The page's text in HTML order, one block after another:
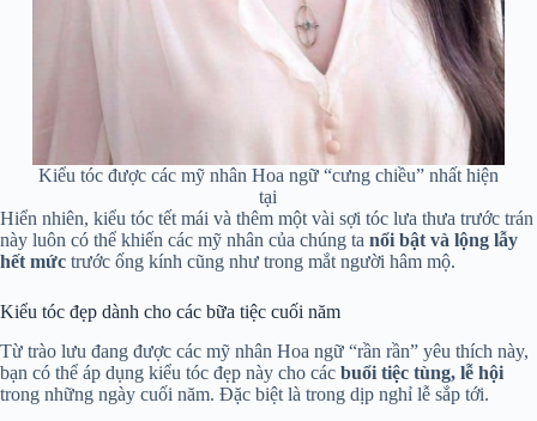
Kiểu tóc được các mỹ nhân Hoa ngữ “cưng chiều” nhất hiện
tại
Hiển nhiên, kiểu tóc tết mái và thêm một vài sợi tóc lưa thưa trước trán
này luôn có thể khiến các mỹ nhân của chúng ta nổi bật và lộng lẫy
hết mức trước ống kính cũng như trong mắt người hâm mộ.
Kiểu tóc đẹp dành cho các bữa tiệc cuối năm
Từ trào lưu đang được các mỹ nhân Hoa ngữ “rần rần” yêu thích này,
bạn có thể áp dụng kiểu tóc đẹp này cho các buổi tiệc tùng, lễ hội
trong những ngày cuối năm. Đặc biệt là trong dịp nghỉ lễ sắp tới.